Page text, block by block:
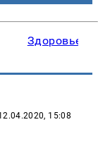
Здоровье
15:08